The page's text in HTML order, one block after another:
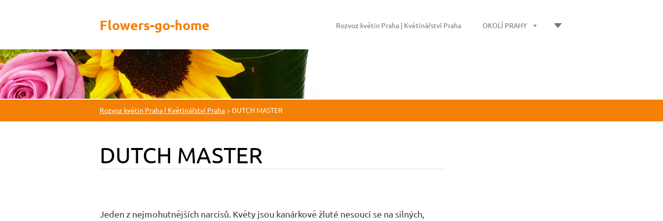
Flowers-go-home Rozvoz květin Praha | Květinářství Praha OKOLÍ PRAHY
Rozvoz květin Praha | Květinářství Praha> DUTCH MASTER
DUTCH MASTER
Jeden z nejmohutnějších narcisů. Květy jsou kanárkově žluté nesoucí se na silných,